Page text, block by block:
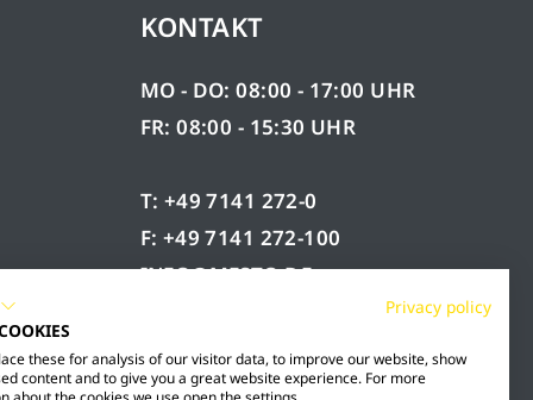
KONTAKT
MO - DO: 08:00 - 17:00 UHR
FR: 08:00 - 15:30 UHR
T: +49 7141 272-0
F: +49 7141 272-100
INFO@MESTO.DE
Privacy policy
these for analysis of our visitor data, to improve our website, show
content and to give you a great website experience. For more